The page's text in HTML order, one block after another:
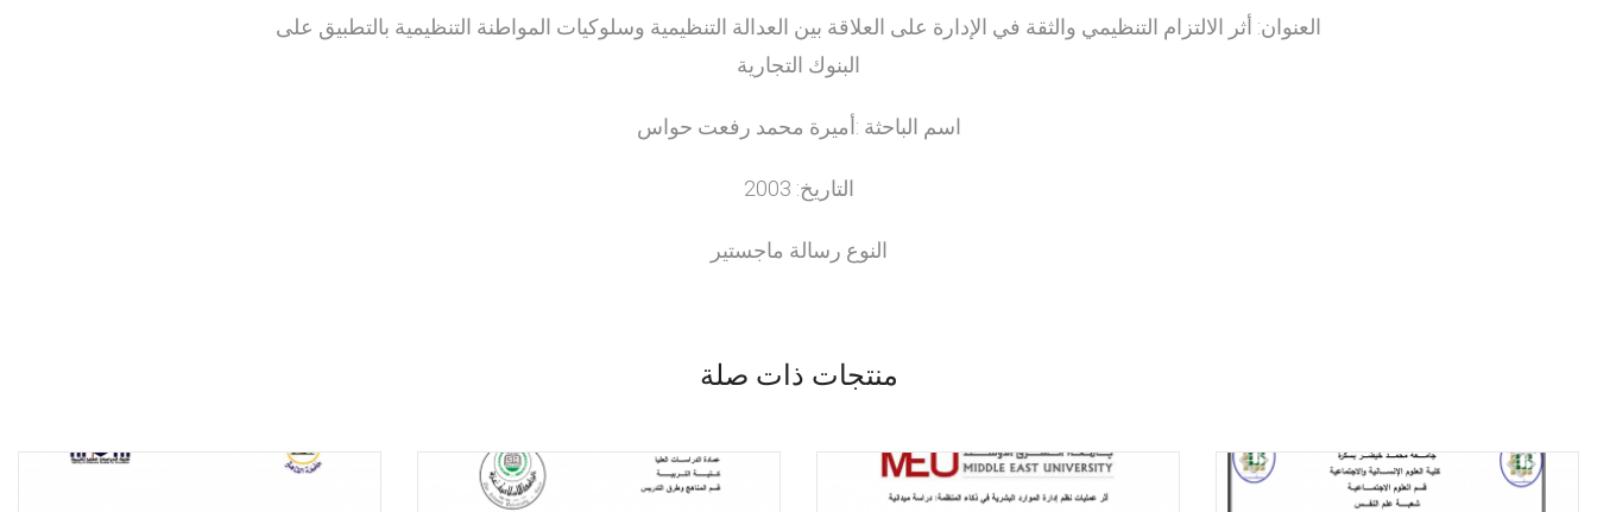
العنوان: أثر الالتزام التنظيمي والثقة في الإدارة على العلاقة بين العدالة التنظيمية وسلوكيات المواطنة التنظيمية بالتطبيق على
البنوك التجارية
اسم الباحثة :أميرة محمد رفعت حواس
التاريخ: 2003
النوع رسالة ماجستير
منتجات ذات صلة